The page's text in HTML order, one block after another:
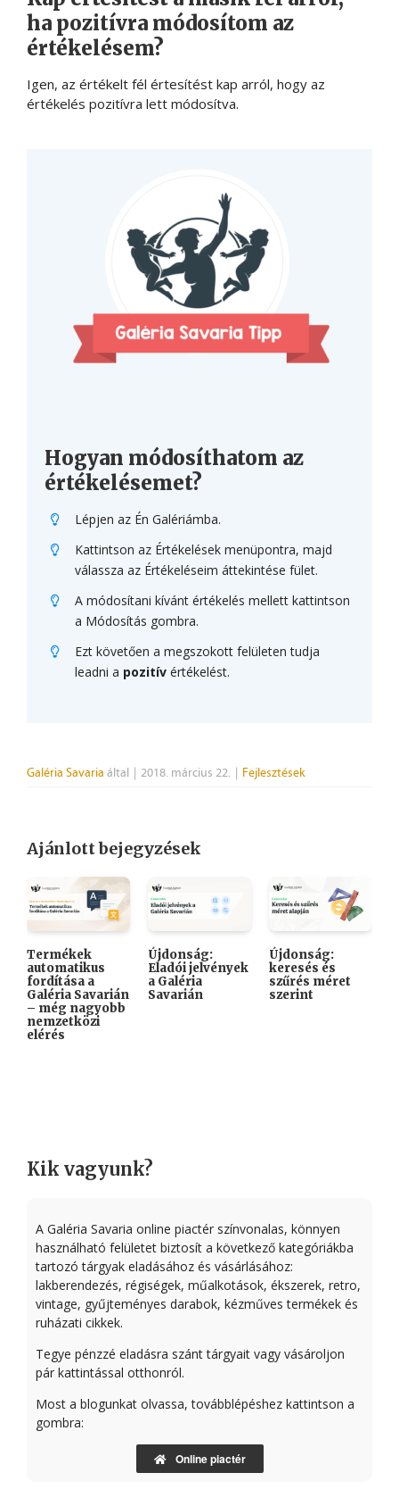
ha pozitívra módosítom az
értékelésem?
Igen, az értékelt fél értesítést kap arról, hogy az
értékelés pozitívra lett módosítva.
Hogyan módosíthatom az
értékelésemet?
Lépjen az Én Galériámba.
Kattintson az Értékelések menüpontra, majd
válassza az Értékeléseim áttekintése fület.
A módosítani kívánt értékelés mellett kattintson
a Módosítás gombra.
Ezt követően a megszokott felületen tudja
leadni a pozitívértékelést.
Galéria Savaria által | 2018. március 22. | Fejlesztések
Ajánlott bejegyzések
Termékek
automatikus
fordítása a
Galéria Savarián
– még nagyobb
nemzetközi
elérés
Újdonság:
Eladói jelvények
a Galéria
Savarián
Újdonság:
keresés és
szűrés méret
szerint
Kik vagyunk?
A Galéria Savaria online piactér színvonalas, könnyen
használható felületet biztosít a következő kategóriákba
tartozó tárgyak eladásához és vásárlásához:
lakberendezés, régiségek, műalkotások, ékszerek, retro,
vintage, gyűjteményes darabok, kézműves termékek és
ruházati cikkek.
Tegye pénzzé eladásra szánt tárgyait vagy vásároljon
pár kattintással otthonról.
Most a blogunkat olvassa, továbblépéshez kattintson a
gombra:
Online piactér